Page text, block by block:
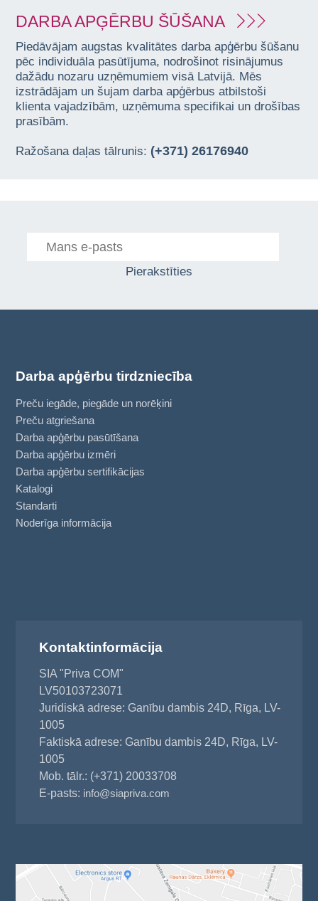
DARBA APĢĒRBU ŠŪŠANA
Piedāvājam augstas kvalitātes darba apģērbu šūšanu
pēc individuāla pasūtījuma, nodrošinot risinājumus
dažādu nozaru uzņēmumiem visā Latvijā. Mēs
izstrādājam un šujam darba apģērbus atbilstoši
klienta vajadzībām, uzņēmuma specifikai un drošības
prasībām.
Ražošana daļas tālrunis: (+371) 26176940
Pierakstīties
Darba apģērbu tirdzniecība
Preču iegāde, piegāde un norēķini
Preču atgriešana
Darba apģērbu pasūtīšana
Darba apģērbu izmēri
Darba apģērbu sertifikācijas
Katalogi
Standarti
Noderīga informācija
Kontaktinformācija
SIA "Priva COM"
LV50103723071
Juridiskā adrese: Ganību dambis 24D, Rīga, LV-
1005
Faktiskā adrese: Ganību dambis 24D, Rīga, LV-
1005
Mob. tālr.: (+371) 20033708
E-pasts: info@siapriva.com